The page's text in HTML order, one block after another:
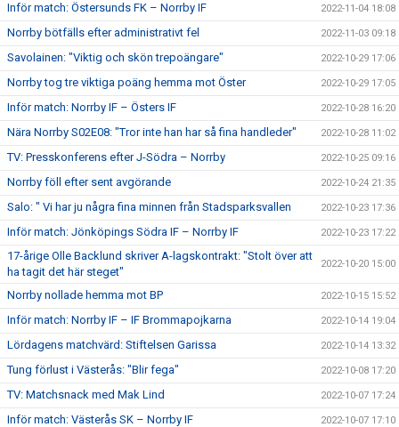
Inför match: Östersunds FK – Norrby IF 2022-11-04 18:08
Norrby bötfälls efter administrativt fel 2022-11-03 09:18
Savolainen: "Viktig och skön trepoängare" 2022-10-29 17:06
Norrby tog tre viktiga poäng hemma mot Öster 2022-10-29 17:05
Inför match: Norrby IF – Östers IF 2022-10-28 16:20
Nära Norrby S02E08: "Tror inte han har så fina handleder" 2022-10-28 11:02
TV: Presskonferens efter J-Södra – Norrby 2022-10-25 09:16
Norrby föll efter sent avgörande 2022-10-24 21:35
Salo: " Vi har ju några fina minnen från Stadsparksvallen 2022-10-23 17:36
Inför match: Jönköpings Södra IF – Norrby IF 2022-10-23 17:22
17-årige Olle Backlund skriver A-lagskontrakt: "Stolt över att
ha tagit det här steget"
2022-10-20 15:00
Norrby nollade hemma mot BP 2022-10-15 15:52
Inför match: Norrby IF – IF Brommapojkarna 2022-10-14 19:04
Lördagens matchvärd: Stiftelsen Garissa 2022-10-14 13:32
Tung förlust i Västerås: "Blir fega" 2022-10-08 17:20
TV: Matchsnack med Mak Lind 2022-10-07 17:24
Inför match: Västerås SK – Norrby IF 2022-10-07 17:10